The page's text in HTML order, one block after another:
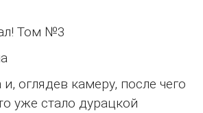
Том №3
оглядев камеру, после чего
уже стало дурацкой